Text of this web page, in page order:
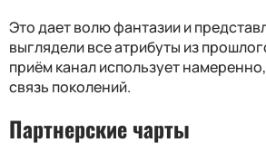
Это дает волю фантазии и
выглядели все атрибуты из
приём канал использует
связь поколений.
Партнерские чарты